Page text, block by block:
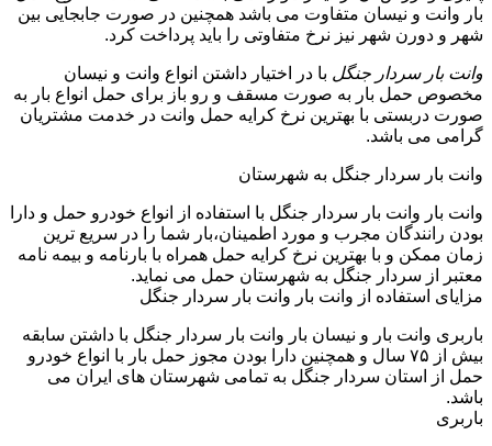
بار وانت و نیسان متفاوت می باشد همچنین در صورت جابجایی بین
شهر و دورن شهر نیز نرخ متفاوتی را باید پرداخت کرد.
وانت بار سردار جنگل با در اختیار داشتن انواع وانت و نیسان
مخصوص حمل بار به صورت مسقف و رو باز برای حمل انواع بار به
صورت دربستی با بهترین نرخ کرایه حمل وانت در خدمت مشتریان
گرامی می باشد.
وانت بار سردار جنگل به شهرستان
وانت بار وانت بار سردار جنگل با استفاده از انواع خودرو حمل و دارا
بودن رانندگان مجرب و مورد اطمینان،بار شما را در سریع ترین
زمان ممکن و با بهترین نرخ کرایه حمل همراه با بارنامه و بیمه نامه
معتبر از سردار جنگل به شهرستان حمل می نماید.
مزایای استفاده از وانت بار وانت بار سردار جنگل
باربری وانت بار و نیسان بار وانت بار سردار جنگل با داشتن سابقه
بیش از ۷۵ سال و همچنین دارا بودن مجوز حمل بار با انواع خودرو
حمل از استان سردار جنگل به تمامی شهرستان های ایران می
باشد.
باربری